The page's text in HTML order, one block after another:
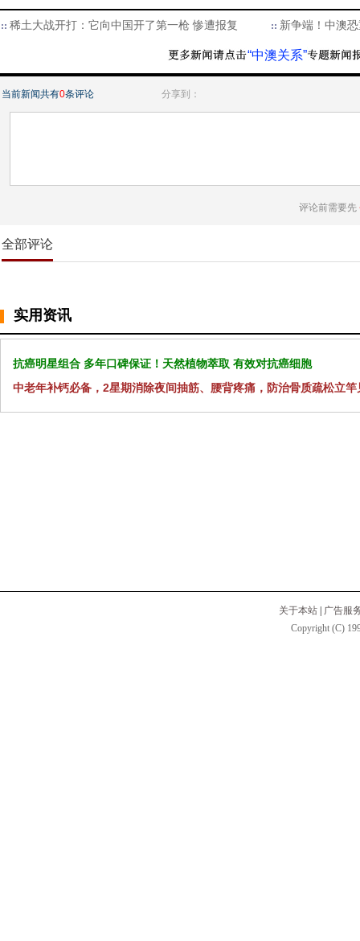
稀土大战开打：它向中国开了第一枪 惨遭报复 新争端！中澳
“中澳关系”
当前新闻共有0条评论 分享到：
评论前需要先
全部评论
实用资讯
抗癌明星组合 多年口碑保证！天然植物萃取 有效对抗癌细胞
中老年补钙必备，2星期消除夜间抽筋、腰背疼痛，防治骨质疏松立竿
关于本站
广告服
Copyright (C)